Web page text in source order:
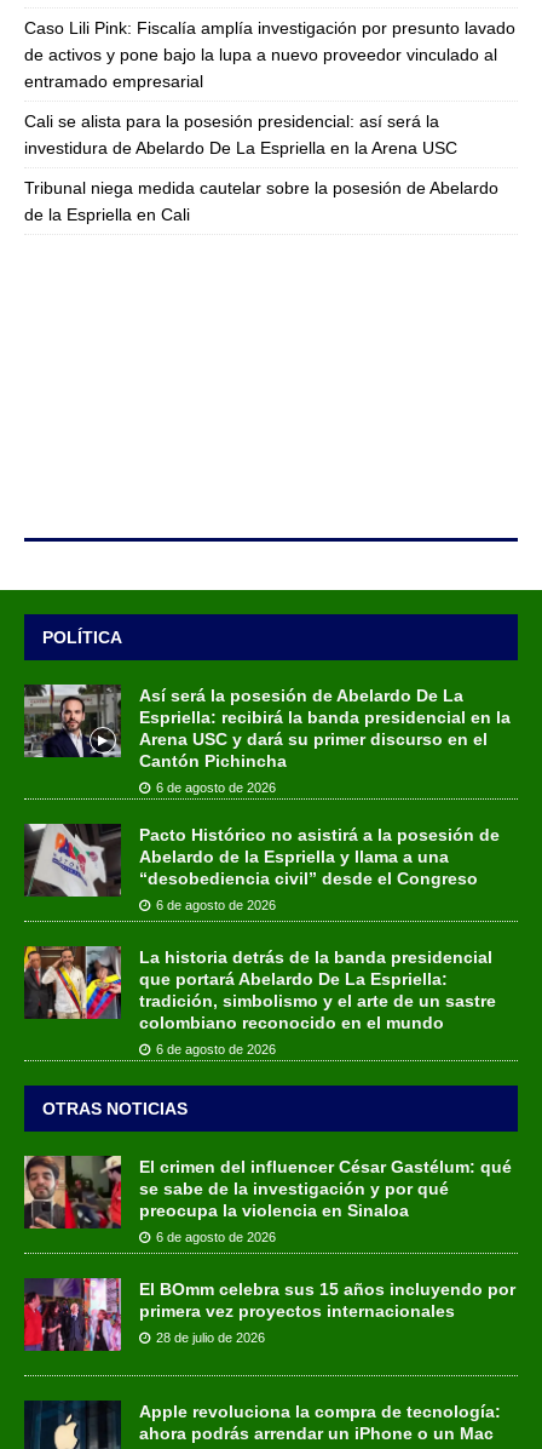
Caso Lili Pink: Fiscalía amplía investigación por presunto lavado
de activos y pone bajo la lupa a nuevo proveedor vinculado al
entramado empresarial
Cali se alista para la posesión presidencial: así será la
investidura de Abelardo De La Espriella en la Arena USC
Tribunal niega medida cautelar sobre la posesión de Abelardo
de la Espriella en Cali
POLÍTICA
Así será la posesión de Abelardo De La
Espriella: recibirá la banda presidencial en la
Arena USC y dará su primer discurso en el
Cantón Pichincha
6 de agosto de 2026
Pacto Histórico no asistirá a la posesión de
Abelardo de la Espriella y llama a una
“desobediencia civil” desde el Congreso
6 de agosto de 2026
La historia detrás de la banda presidencial
que portará Abelardo De La Espriella:
tradición, simbolismo y el arte de un sastre
colombiano reconocido en el mundo
6 de agosto de 2026
OTRAS NOTICIAS
El crimen del influencer César Gastélum: qué
se sabe de la investigación y por qué
preocupa la violencia en Sinaloa
6 de agosto de 2026
El BOmm celebra sus 15 años incluyendo por
primera vez proyectos internacionales
28 de julio de 2026
Apple revoluciona la compra de tecnología:
ahora podrás arrendar un iPhone o un Mac